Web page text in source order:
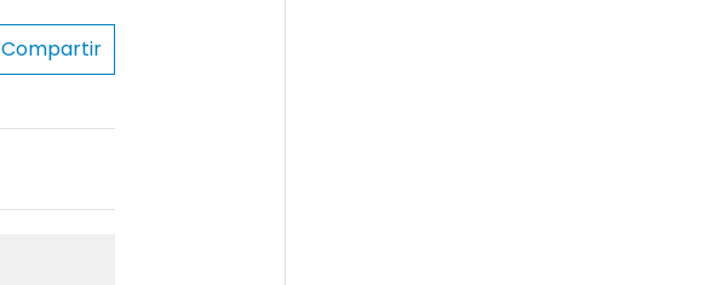
Compartir